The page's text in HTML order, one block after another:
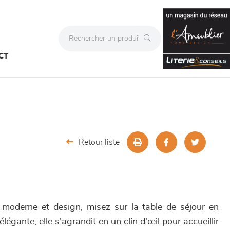
Retour liste
et design, misez sur la table de séjour en
elle s'agrandit en un clin d'œil pour accueillir